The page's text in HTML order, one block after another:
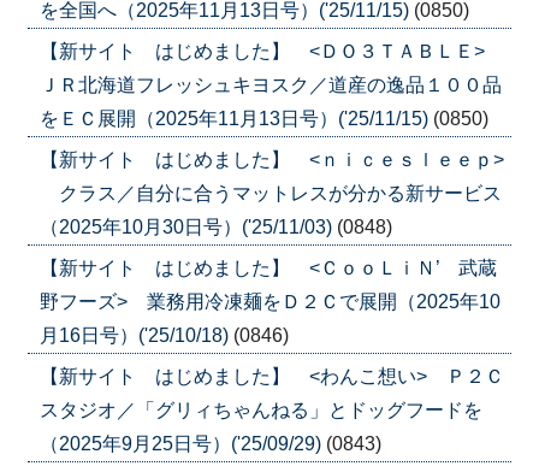
を全国へ（2025年11月13日号）('25/11/15) (0850)
【新サイト はじめました】 <ＤＯ３ＴＡＢＬＥ>
ＪＲ北海道フレッシュキヨスク／道産の逸品１００品
をＥＣ展開（2025年11月13日号）('25/11/15) (0850)
【新サイト はじめました】 <ｎｉｃｅｓｌｅｅｐ>
クラス／自分に合うマットレスが分かる新サービス
（2025年10月30日号）('25/11/03) (0848)
【新サイト はじめました】 <ＣｏｏＬｉＮ’ 武蔵
野フーズ> 業務用冷凍麺をＤ２Ｃで展開（2025年10
月16日号）('25/10/18) (0846)
【新サイト はじめました】 <わんこ想い> Ｐ２Ｃ
スタジオ／「グリィちゃんねる」とドッグフードを
（2025年9月25日号）('25/09/29) (0843)